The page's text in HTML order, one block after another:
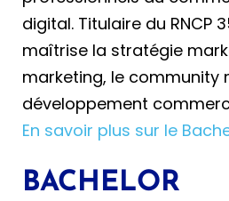
digital. Titulaire du RNCP
maîtrise la stratégie
marketing, le community
développement
En savoir plus sur le
BACHELOR